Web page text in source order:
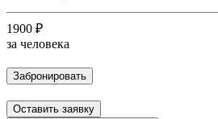
1900 ₽
за человека
Забронировать
Оставить заявку